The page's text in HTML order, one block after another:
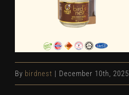
By birdnest | December 10th, 2025